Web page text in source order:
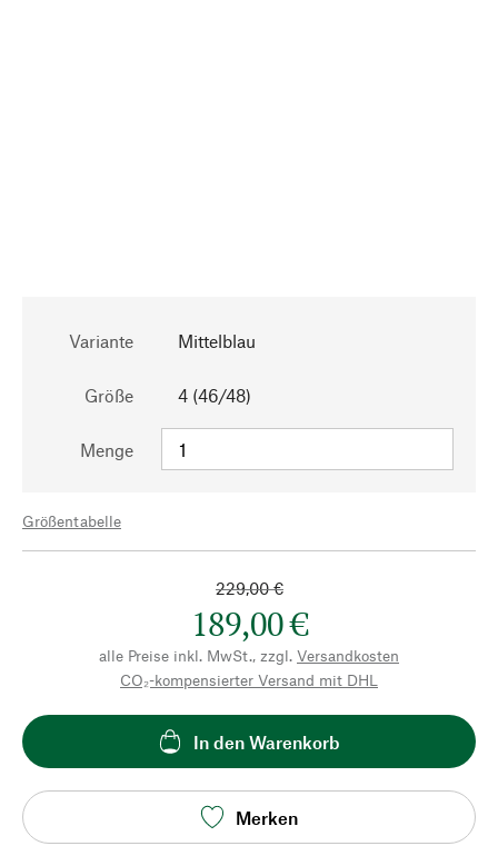
Variante Mittelblau
Größe 4 (46/48)
Menge
Größentabelle
229,00 €
189,00 €
alle Preise inkl. MwSt., zzgl. Versandkosten
CO₂-kompensierter Versand mit DHL
In den Warenkorb
Merken